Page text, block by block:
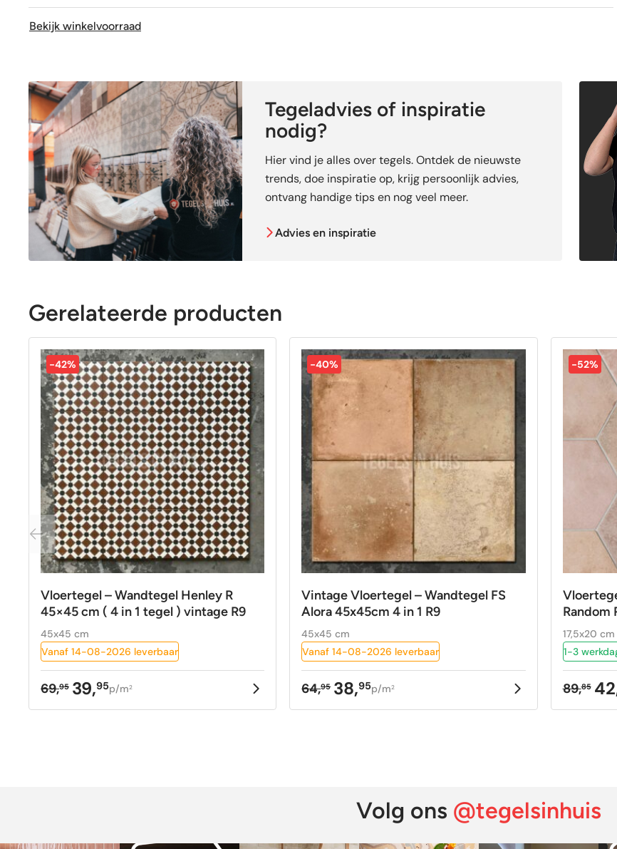
Bekijk winkelvoorraad
Tegeladvies of inspiratie
nodig?
Hier vind je alles over tegels. Ontdek de nieuwste
trends, doe inspiratie op, krijg persoonlijk advies,
ontvang handige tips en nog veel meer.
Advies en inspiratie
Gerelateerde producten
-42%
Vloertegel – Wandtegel Henley R
45×45 cm ( 4 in 1 tegel ) vintage R9
45x45 cm
Vanaf 14-08-2026 leverbaar
69,95
Oorspronkelijke
prijs
39,95
Huidige
prijs
p/m2
-40%
Vintage Vloertegel – Wandtegel FS
Alora 45x45cm 4 in 1 R9
45x45 cm
Vanaf 14-08-2026 leverbaar
64,95
Oorspronkelijke
prijs
38,95
Huidige
prijs
p/m2
-52%
Random
17,5x20 cm
1-3
89,85
prijs
prijs
Volg ons @tegelsinhuis